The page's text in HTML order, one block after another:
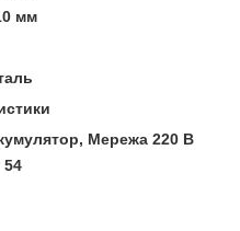
мм
Мережа 220 В
54